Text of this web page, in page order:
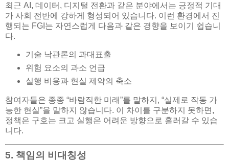
최근 AI, 데이터, 디지털 전환과 같은 분야에서는 긍정적 기대
가 사회 전반에 강하게 형성되어 있습니다. 이런 환경에서 진
행되는 FGI는 자연스럽게 다음과 같은 경향을 보이기 쉽습니
다.
기술 낙관론의 과대표출
위험 요소의 과소 언급
실행 비용과 현실 제약의 축소
참여자들은 종종 “바람직한 미래”를 말하지, “실제로 작동 가
능한 현실”을 말하지 않습니다. 이 차이를 구분하지 못하면,
정책은 구호는 크고 실행은 어려운 방향으로 흘러갈 수 있습
니다.
5. 책임의 비대칭성